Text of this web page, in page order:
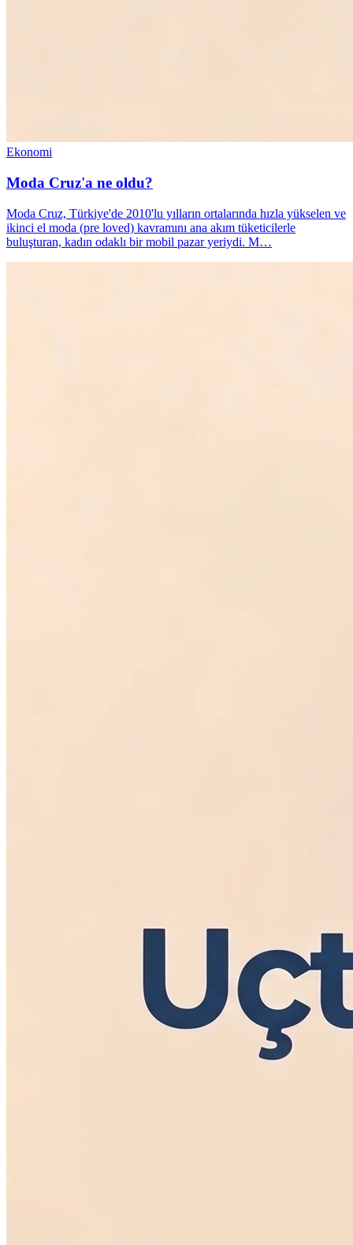
Ekonomi
Moda Cruz'a ne oldu?
Moda Cruz, Türkiye'de 2010'lu yılların ortalarında hızla yükselen ve
ikinci el moda (pre loved) kavramını ana akım tüketicilerle
buluşturan, kadın odaklı bir mobil pazar yeriydi. M…